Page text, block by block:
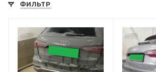
ФИЛЬТР